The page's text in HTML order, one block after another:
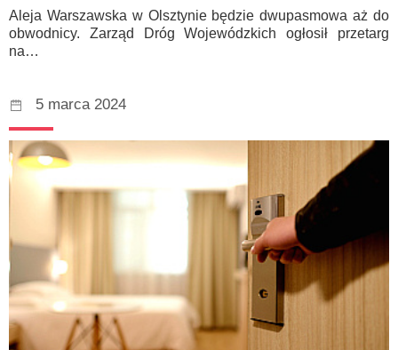
Aleja Warszawska w Olsztynie będzie dwupasmowa aż do
obwodnicy. Zarząd Dróg Wojewódzkich ogłosił przetarg
na…
5 marca 2024